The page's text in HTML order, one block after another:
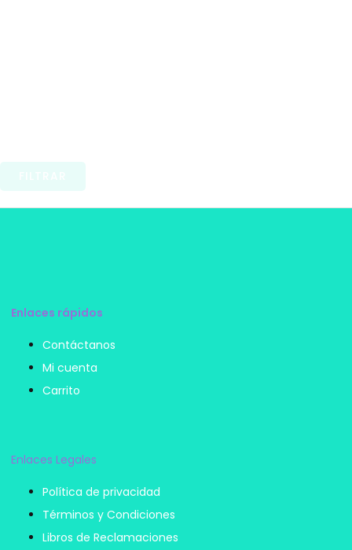
Enlaces rápidos
Contáctanos
Mi cuenta
Carrito
Enlaces Legales
Política de privacidad
Términos y Condiciones
Libros de Reclamaciones